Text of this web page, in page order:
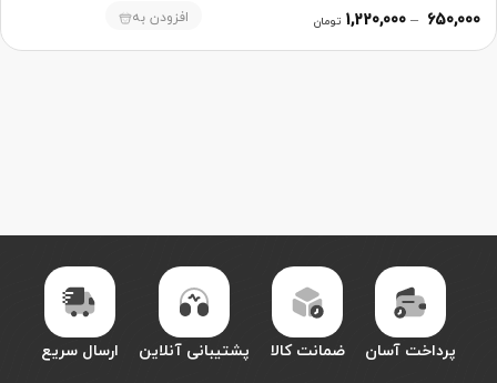
650,000
–
1,220,000 تومان افزودن به
پرداخت آسان ضمانت کالا پشتیبانی آنلاین ارسال سریع